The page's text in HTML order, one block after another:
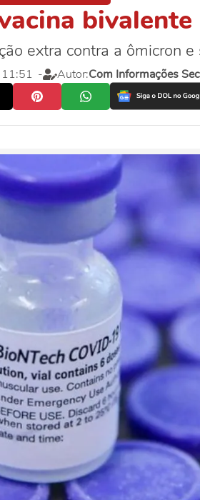
extra contra a ômicron
- Autor:Com Informações